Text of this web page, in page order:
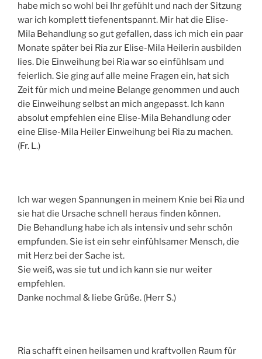
habe mich so wohl bei Ihr gefühlt und nach der Sitzung
war ich komplett tiefenentspannt. Mir hat die Elise-
Mila Behandlung so gut gefallen, dass ich mich ein paar
Monate später bei Ria zur Elise-Mila Heilerin ausbilden
lies. Die Einweihung bei Ria war so einfühlsam und
feierlich. Sie ging auf alle meine Fragen ein, hat sich
Zeit für mich und meine Belange genommen und auch
die Einweihung selbst an mich angepasst. Ich kann
absolut empfehlen eine Elise-Mila Behandlung oder
eine Elise-Mila Heiler Einweihung bei Ria zu machen.
(Fr. L.)
Ich war wegen Spannungen in meinem Knie bei Ria und
sie hat die Ursache schnell heraus finden können.
Die Behandlung habe ich als intensiv und sehr schön
empfunden. Sie ist ein sehr einfühlsamer Mensch, die
mit Herz bei der Sache ist.
Sie weiß, was sie tut und ich kann sie nur weiter
empfehlen.
Danke nochmal & liebe Grüße. (Herr S.)
Ria schafft einen heilsamen und kraftvollen Raum für